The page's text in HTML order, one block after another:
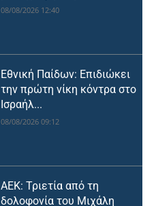
08/08/2026 12:40
Εθνική Παίδων: Επιδιώκει
την πρώτη νίκη κόντρα στο
Ισραήλ...
08/08/2026 09:12
ΑΕΚ: Τριετία από τη
δολοφονία του Μιχάλη